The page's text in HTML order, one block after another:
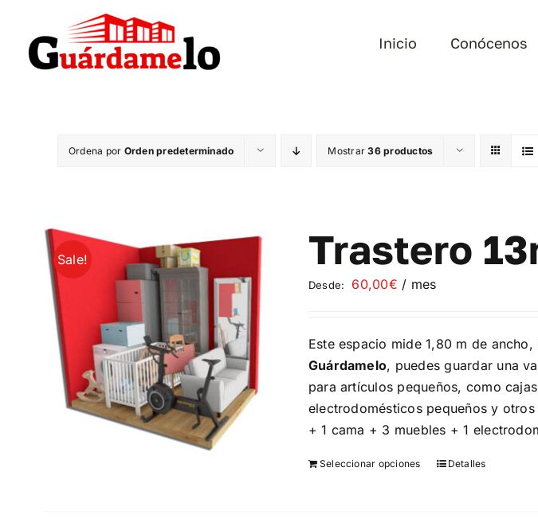
contenido
Inicio Conócenos
Ordena por Orden predeterminado Mostrar36 productos
Sale! Trastero
Desde: 60,00€ / mes
Este espacio mide 1,80 m de
Guárdamelo, puedes guardar una
para artículos pequeños, como
electrodomésticos pequeños y
+ 1 cama + 3 muebles + 1
Seleccionar opciones
EsteDetalles